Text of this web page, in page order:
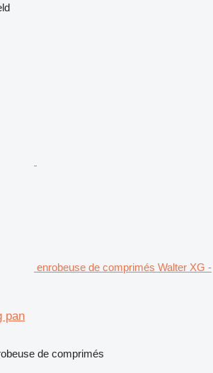
enrobeuse de comprimés Walter XG -
pan
de comprimés